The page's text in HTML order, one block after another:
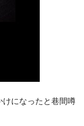
けになったと巷間噂